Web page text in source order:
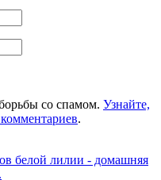
со спамом. Узнайте,
.